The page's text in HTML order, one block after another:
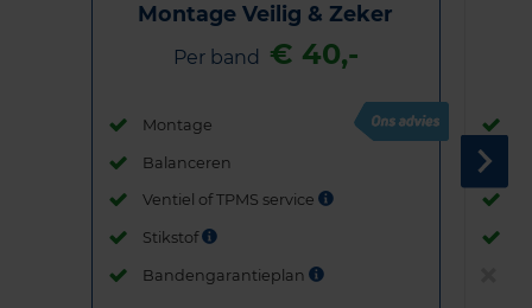
Montage Veilig & Zeker
Per band € 40,-
Montage
Balanceren
Ventiel of TPMS service
Stikstof
Bandengarantieplan